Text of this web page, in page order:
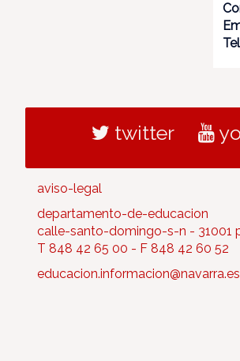
twitter
aviso-legal
departamento-de-educacion
calle-santo-domingo-s-n - 31001
T 848 42 65 00 - F 848 42 60 52
educacion.informacion@navarra.es